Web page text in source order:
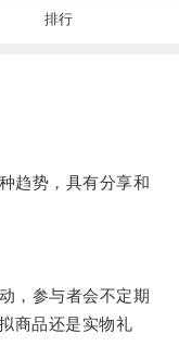
排行
趋势，具有分享和
，参与者会不定期
商品还是实物礼